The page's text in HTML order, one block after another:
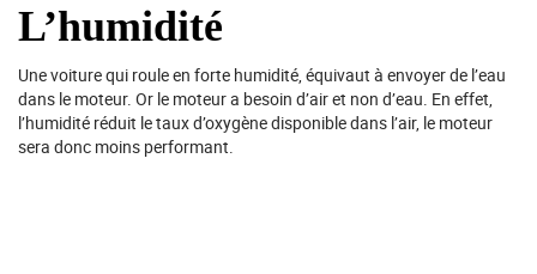
L’humidité
Une voiture qui roule en forte humidité, équivaut à envoyer de l’eau
dans le moteur. Or le moteur a besoin d’air et non d’eau. En effet,
l’humidité réduit le taux d’oxygène disponible dans l’air, le moteur
sera donc moins performant.